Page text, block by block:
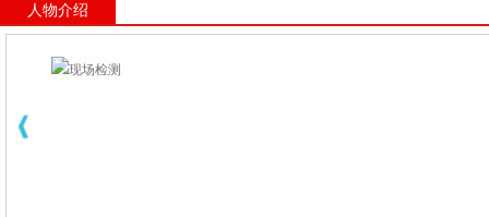
人物介绍
现场检测